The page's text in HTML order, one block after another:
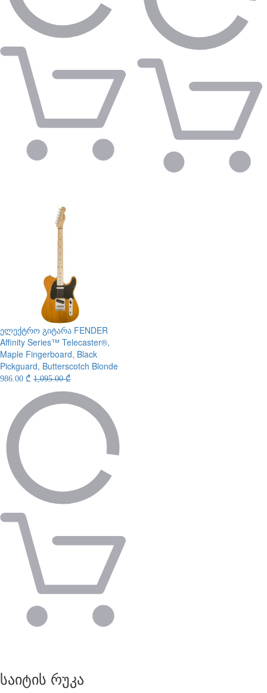
ელექტრო გიტარა FENDER
Affinity Series™ Telecaster®,
Maple Fingerboard, Black
Pickguard, Butterscotch Blonde
986.00 ₾ 1,095.00 ₾
საიტის რუკა